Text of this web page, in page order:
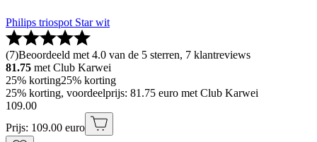
Philips triospot Star wit
(7)Beoordeeld met 4.0 van de 5 sterren, 7 klantreviews
81.75 met Club Karwei
25% korting25% korting
25% korting, voordeelprijs: 81.75 euro met Club Karwei
109.00
Prijs: 109.00 euro